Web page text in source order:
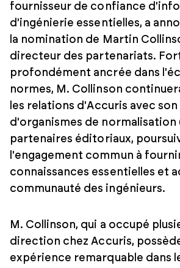
fournisseur de confiance
d'ingénierie essentielles, a
la nomination de Martin
directeur des partenariats.
profondément ancrée dans
normes, M. Collinson
les relations d'Accuris avec son
d'organismes de normalisation
partenaires éditoriaux,
l'engagement commun à
connaissances essentielles et
communauté des ingénieurs.
M. Collinson, qui a occupé
direction chez Accuris,
expérience remarquable dans